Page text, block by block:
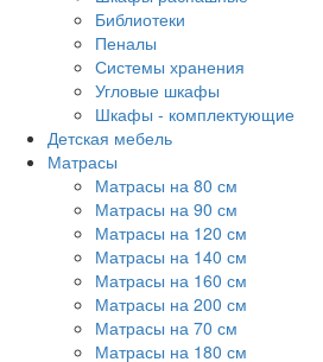
Библиотеки
Пеналы
Системы хранения
Угловые шкафы
Шкафы - комплектующие
Детская мебель
Матрасы
Матрасы на 80 см
Матрасы на 90 см
Матрасы на 120 см
Матрасы на 140 см
Матрасы на 160 см
Матрасы на 200 см
Матрасы на 70 см
Матрасы на 180 см